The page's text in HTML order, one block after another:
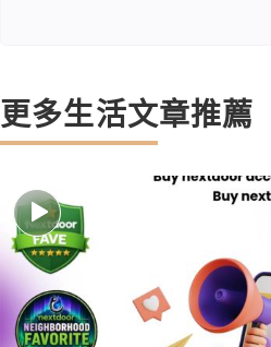
更多生活文章推薦